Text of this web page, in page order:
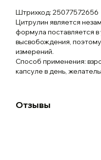
Штрихкод: 25077572656
Цитрулин является
формула поставляется
высвобождения,
измерений.
Способ применения:
капсуле в день,
Отзывы